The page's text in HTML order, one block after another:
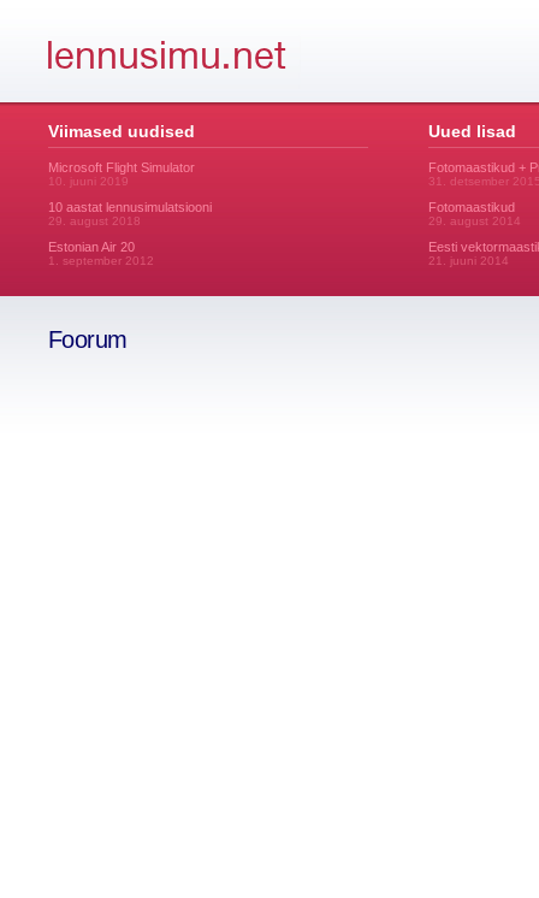
Viimased uudised
Microsoft Flight Simulator
10. juuni 2019
10 aastat lennusimulatsiooni
29. august 2018
Estonian Air 20
1. september 2012
Uued lisad
Fotomaastikud +
31. detsember
Fotomaastikud
29. august 2014
Eesti
21. juuni 2014
Foorum